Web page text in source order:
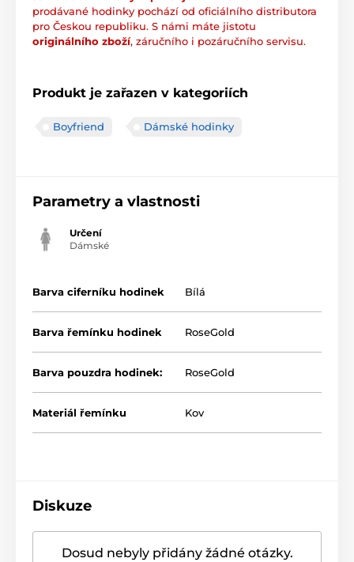
prodávané hodinky pochází od oficiálního distributora
pro Českou republiku. S námi máte jistotu
originálního zboží, záručního i pozáručního servisu.
Produkt je zařazen v kategoriích
Boyfriend Dámské hodinky
Parametry a vlastnosti
Určení
Dámské
Barva ciferníku hodinek Bílá
Barva řemínku hodinek RoseGold
Barva pouzdra hodinek: RoseGold
Materiál řemínku Kov
Diskuze
Dosud nebyly přidány žádné otázky.